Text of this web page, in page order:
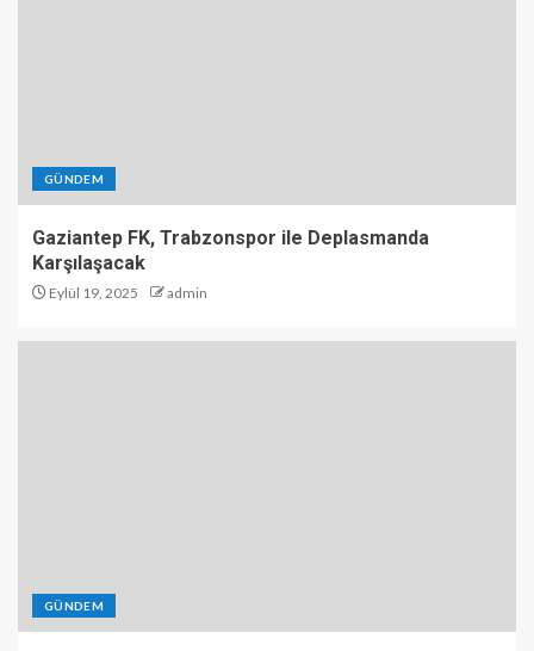
GÜNDEM
Gaziantep FK, Trabzonspor ile Deplasmanda
Karşılaşacak
Eylül 19, 2025 admin
GÜNDEM